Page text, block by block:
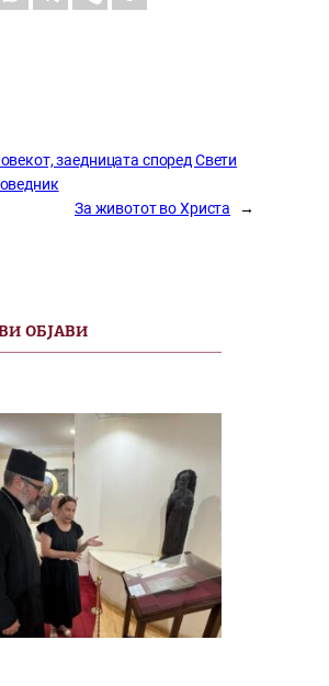
заедницата според Свети
За животот во Христа
→
ОБЈАВИ